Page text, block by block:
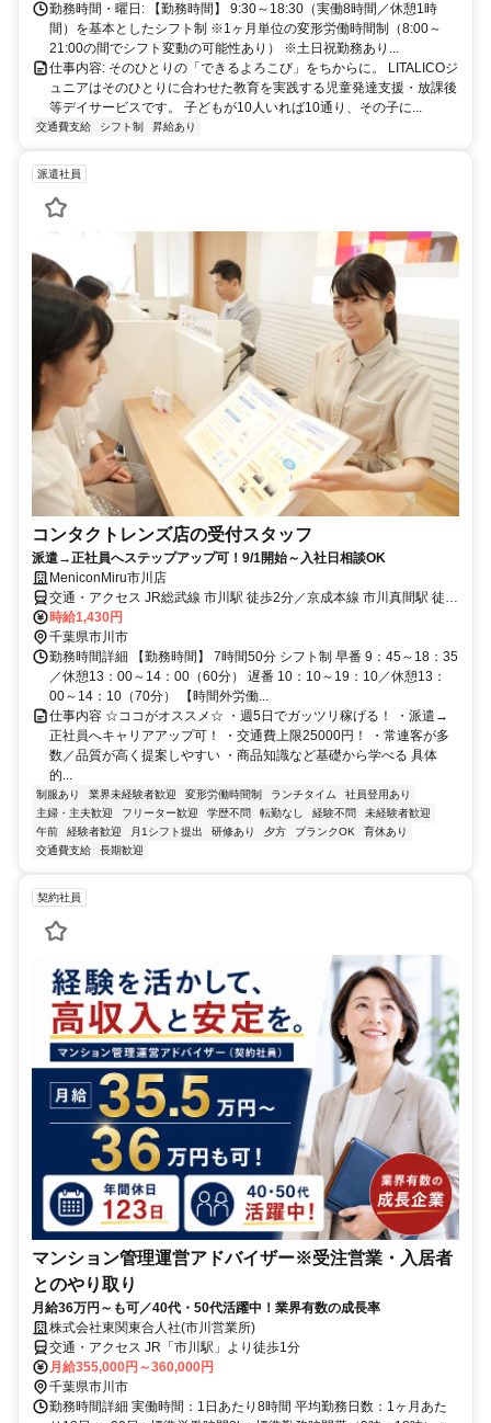
勤務時間・曜日: 【勤務時間】 9:30～18:30（実働8時間／休憩1時
間）を基本としたシフト制 ※1ヶ月単位の変形労働時間制（8:00～
21:00の間でシフト変動の可能性あり） ※土日祝勤務あり...
仕事内容: そのひとりの「できるよろこび」をちからに。 LITALICOジ
ュニアはそのひとりに合わせた教育を実践する児童発達支援・放課後
等デイサービスです。 子どもが10人いれば10通り、その子に...
交通費支給 シフト制 昇給あり
派遣社員
コンタクトレンズ店の受付スタッフ
派遣→正社員へステップアップ可！9/1開始～入社日相談OK
MeniconMiru市川店
交通・アクセス JR総武線 市川駅 徒歩2分／京成本線 市川真間駅 徒歩
10分
時給1,430円
千葉県市川市
勤務時間詳細 【勤務時間】 7時間50分 シフト制 早番 9：45～18：35
／休憩13：00～14：00（60分） 遅番 10：10～19：10／休憩13：
00～14：10（70分） 【時間外労働...
仕事内容 ☆ココがオススメ☆ ・週5日でガッツリ稼げる！ ・派遣→
正社員へキャリアアップ可！ ・交通費上限25000円！ ・常連客が多
数／品質が高く提案しやすい ・商品知識など基礎から学べる 具体
的...
制服あり 業界未経験者歓迎 変形労働時間制 ランチタイム
社員登用あり
主婦・主夫歓迎
フリーター歓迎 学歴不問 転勤なし 経験不問
未経験者歓迎
午前
経験者歓迎 月1シフト提出 研修あり 夕方 ブランクOK
育休あり
交通費支給
長期歓迎
契約社員
マンション管理運営アドバイザー※受注営業・入居者
とのやり取り
月給36万円～も可／40代・50代活躍中！業界有数の成長率
株式会社東関東合人社(市川営業所)
交通・アクセス JR「市川駅」より徒歩1分
月給355,000円～360,000円
千葉県市川市
勤務時間詳細 実働時間：1日あたり8時間 平均勤務日数：1ヶ月あた